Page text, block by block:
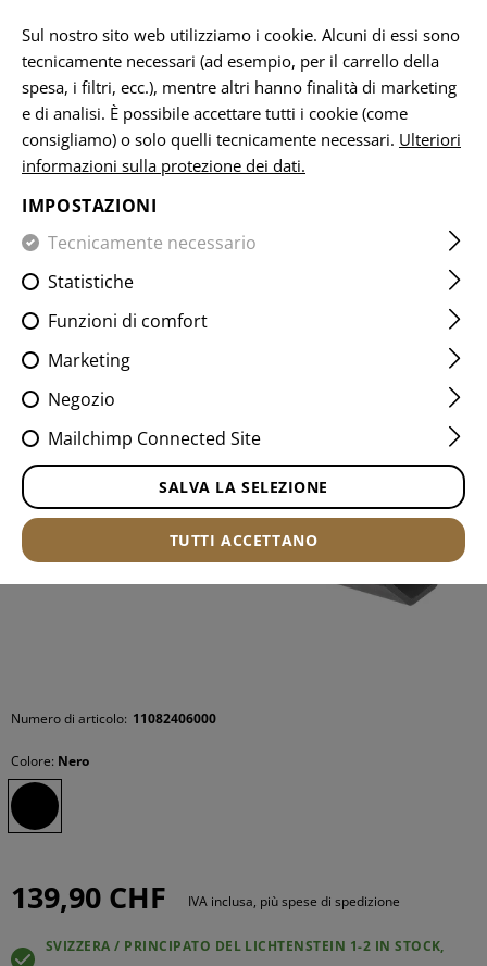
giorno festivo su 15.08.2026.
CASA ARMI DA FUOCO E ACCESSORI
AK47 SHORT SLICK
HANDGUARD M-LOK
Numero di articolo: 11082406000
Colore: Nero
139,90 CHF IVA inclusa, più spese di spedizione
SVIZZERA / PRINCIPATO DEL LICHTENSTEIN 1-2 IN STOCK,
Sul nostro sito web utilizziamo i cookie. Alcuni di essi sono
tecnicamente necessari (ad esempio, per il carrello della
spesa, i filtri, ecc.), mentre altri hanno finalità di marketing
e di analisi. È possibile accettare tutti i cookie (come
consigliamo) o solo quelli tecnicamente necessari. Ulteriori
informazioni sulla protezione dei dati.
IMPOSTAZIONI
Tecnicamente necessario
Statistiche
Funzioni di comfort
Marketing
Negozio
Mailchimp Connected Site
SALVA LA SELEZIONE
TUTTI ACCETTANO